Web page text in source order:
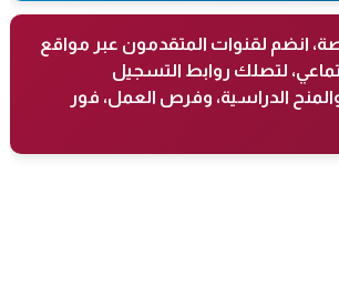
انضم لقنوات المتقدمون عبر مواقع
لتصلك روابط التسجيل
الدراسية، وفرص العمل، فور